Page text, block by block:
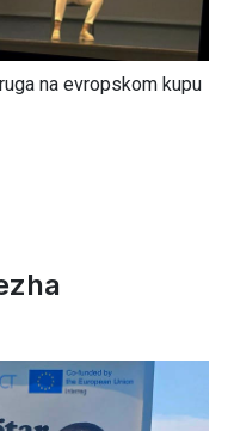
na evropskom kupu